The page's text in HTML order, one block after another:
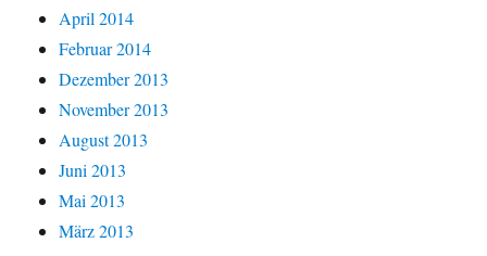
April 2014
Februar 2014
Dezember 2013
November 2013
August 2013
Juni 2013
Mai 2013
März 2013